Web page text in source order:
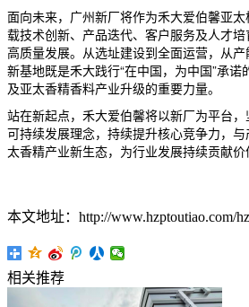
面向未来，广州新厂将作为禾大爱伯馨亚
载技术创新、产品迭代、客户服务及人才
高质量发展。从选址建设到全面运营，从
新基地既是禾大践行“在中国，为中国”承
及亚太香精香料产业升级的重要力量。
站在新起点，禾大爱伯馨将以新厂为平台
可持续发展理念，持续提升核心竞争力，
太香精产业新生态，为行业发展持续贡献价
本文地址：http://www.hzptoutiao.com/
相关推荐